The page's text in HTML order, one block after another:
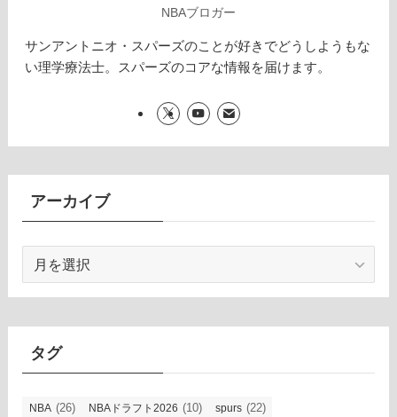
NBAブロガー
サンアントニオ・スパーズのことが好きでどうしようもな
い理学療法士。スパーズのコアな情報を届けます。
アーカイブ
カ
タグ
NBA (26) NBAドラフト2026 (10) spurs (22)